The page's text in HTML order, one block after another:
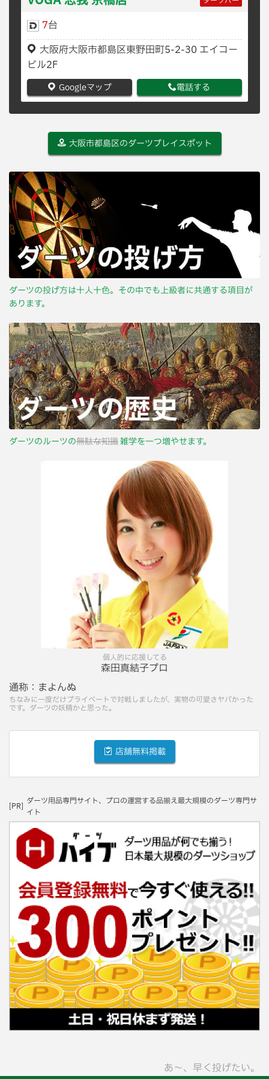
7台
大阪府大阪市都島区東野田町5-2-30 エイコー
ビル2F
Googleマップ 電話する
大阪市都島区のダーツプレイスポット
ダーツの投げ方は十人十色。その中でも上級者に共通する項目が
あります。
ダーツのルーツの無駄な知識雑学を一つ増やせます。
個人的に応援してる
森田真結子プロ
通称： まよんぬ
ちなみに一度だけプライベートで対戦しましたが、実物の可愛さヤバかった
です。ダーツの妖精かと思った。
店舗無料掲載
[PR]
ダーツ用品専門サイト、プロの運営する品揃え最大規模のダーツ専門サ
イト
あ〜、早く投げたい。